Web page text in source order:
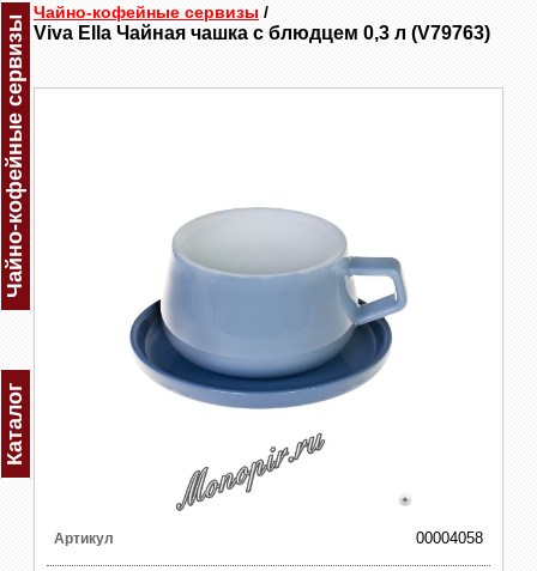
Чайно-кофейные сервизы
Каталог
Чайно-кофейные сервизы /
Viva Ella Чайная чашка с блюдцем 0,3 л (V79763)
Артикул 00004058